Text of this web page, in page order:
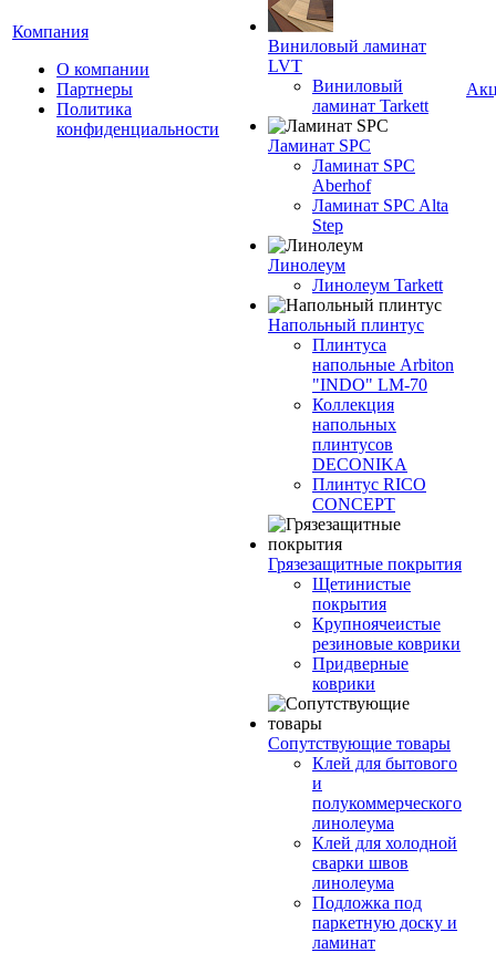
Компания
О компании
Партнеры
Политика
конфиденциальности
Виниловый ламинат
LVT
Виниловый
ламинат Tarkett
Ламинат SPC
Ламинат SPC
Aberhof
Ламинат SPC Alta
Step
Линолеум
Линолеум Tarkett
Напольный плинтус
Плинтуса
напольные Arbiton
"INDO" LM-70
Коллекция
напольных
плинтусов
DECONIKA
Плинтус RICO
CONCEPT
Грязезащитные покрытия
Щетинистые
покрытия
Крупноячеистые
резиновые коврики
Придверные
коврики
Сопутствующие товары
Клей для бытового
и
полукоммерческого
линолеума
Клей для холодной
сварки швов
линолеума
Подложка под
паркетную доску и
ламинат